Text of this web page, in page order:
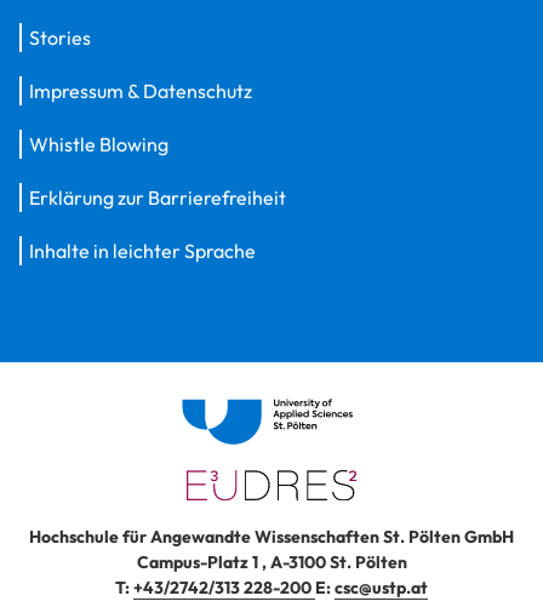
Stories
Impressum & Datenschutz
Whistle Blowing
Erklärung zur Barrierefreiheit
Inhalte in leichter Sprache
Hochschule für Angewandte Wissenschaften St. Pölten GmbH
Campus-Platz 1,A-3100St. Pölten
T:+43/2742/313 228-200 E:csc@ustp.at